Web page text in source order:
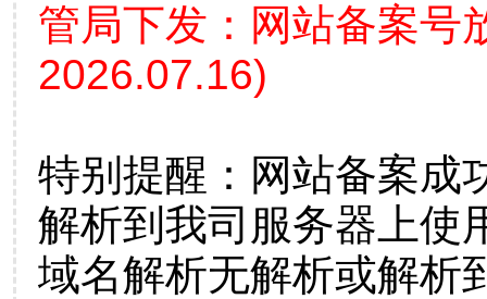
管局下发：网站备案号
2026.07.16)
特别提醒：网站备案成
解析到我司服务器上使
域名解析无解析或解析